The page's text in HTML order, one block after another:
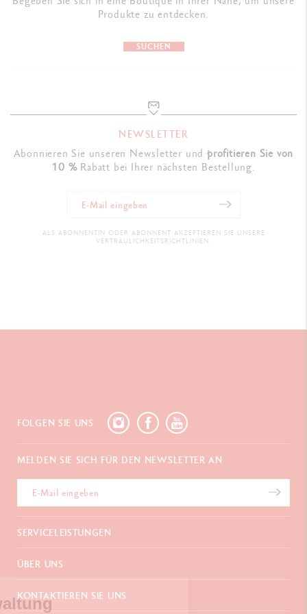
Verwaltung
Swiss Made, FSC™
Produkte zu entdecken.
SUCHEN
NEWSLETTER
Abonnieren Sie unseren Newsletter undprofitieren Sie von
10 %Rabatt bei Ihrer nächsten Bestellung.
ALS ABONNENTIN ODER ABONNENT AKZEPTIEREN SIE UNSERE
VERTRAULICHKEITSRICHTLINIEN.
FOLGEN SIE UNS
MELDEN SIE SICH FÜR DEN NEWSLETTER AN
SERVICELEISTUNGEN
E-Geschenkgutschein
Retouren
ÜBER UNS
Häufig gestellte Fragen
La Maison
KONTAKTIEREN SIE UNS